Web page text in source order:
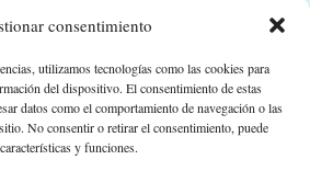
consentimiento
utilizamos tecnologías como las cookies para
del dispositivo. El consentimiento de estas
datos como el comportamiento de navegación o las
No consentir o retirar el consentimiento, puede
y funciones.